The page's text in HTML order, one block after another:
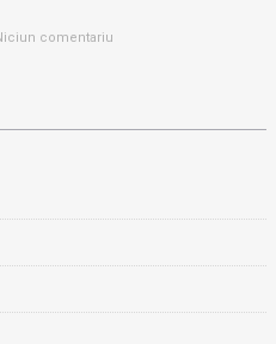
comentariu